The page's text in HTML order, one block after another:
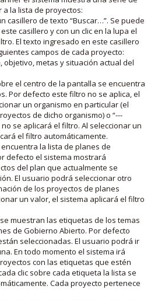
la lista de proyectos:
casillero de texto “Buscar…”. Se puede
casillero y con un clic en la lupa el
El texto ingresado en este casillero
campos de cada proyecto:
objetivo, metas y situación actual del
el centro de la pantalla se encuentra
Por defecto este filtro no se aplica, el
un organismo en particular (el
de dicho organismo) o “---
no se aplicará el filtro. Al seleccionar un
el filtro automáticamente.
la lista de planes de
defecto el sistema mostrará
del plan que actualmente se
El usuario podrá seleccionar otro
de los proyectos de planes
un valor, el sistema aplicará el filtro
muestran las etiquetas de los temas
de Gobierno Abierto. Por defecto
seleccionadas. El usuario podrá ir
En todo momento el sistema irá
con las etiquetas que estén
clic sobre cada etiqueta la lista se
Cada proyecto pertenece